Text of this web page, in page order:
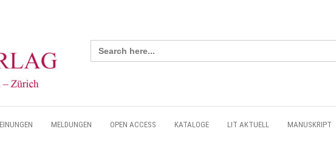
Search
for:
MELDUNGEN OPEN ACCESS KATALOGE LIT AKTUELL MANUSKRIPT